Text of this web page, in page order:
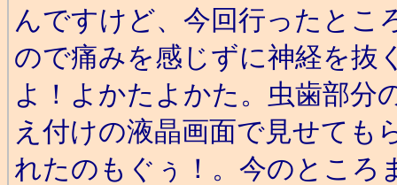
んですけど、今回行ったとこ
ので痛みを感じずに神経を抜
よ！よかたよかた。虫歯部分
え付けの液晶画面で見せても
れたのもぐぅ！。今のところ